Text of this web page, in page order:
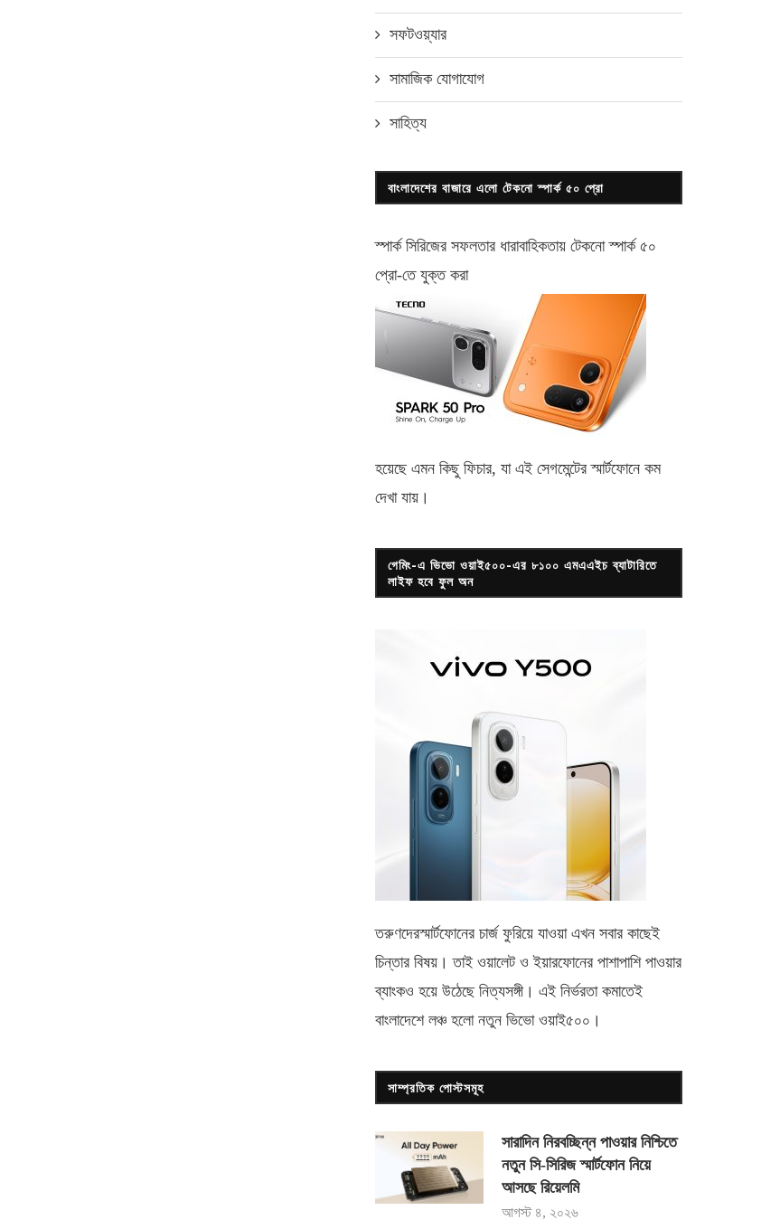
সফটওয়্যার
সামাজিক যোগাযোগ
সাহিত্য
বাংলাদেশের বাজারে এলো টেকনো স্পার্ক ৫০ প্রো
স্পার্ক সিরিজের সফলতার ধারাবাহিকতায় টেকনোস্পার্ক ৫০
প্রো-তে যুক্ত করা
হয়েছে এমন কিছু ফিচার, যা এই সেগমেন্টের স্মার্টফোনে কম
দেখা যায়।
গেমিং-এ ভিভো ওয়াই৫০০-এর ৮১০০ এমএএইচ ব্যাটারিতে
লাইফ হবে ফুল অন
তরুণদেরস্মার্টফোনের চার্জ ফুরিয়ে যাওয়া এখন সবার কাছেই
চিন্তার বিষয়। তাই ওয়ালেট ও ইয়ারফোনের পাশাপাশি পাওয়ার
ব্যাংকও হয়ে উঠেছে নিত্যসঙ্গী। এই নির্ভরতা কমাতেই
বাংলাদেশে লঞ্চ হলো নতুন ভিভো ওয়াই৫০০ ।
সাম্প্রতিক পোস্টসমূহ
সারাদিন নিরবচ্ছিন্ন পাওয়ার নিশ্চিতে
নতুন সি-সিরিজ স্মার্টফোন নিয়ে
আসছে রিয়েলমি
আগস্ট ৪, ২০২৬